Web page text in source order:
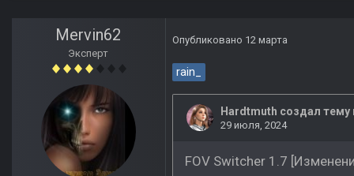
Mervin62
Эксперт
Опубликовано 12 марта
rain_